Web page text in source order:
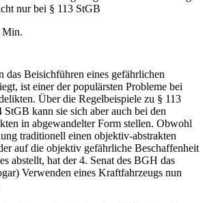
nur bei § 113 StGB
Min.
das Beisichführen eines gefährlichen
ist einer der populärsten Probleme bei
Über die Regelbeispiele zu § 113
StGB kann sie sich aber auch bei den
in abgewandelter Form stellen. Obwohl
traditionell einen objektiv-abstrakten
auf die objektiv gefährliche Beschaffenheit
abstellt, hat der 4. Senat des BGH das
Verwenden eines Kraftfahrzeugs nun